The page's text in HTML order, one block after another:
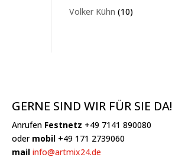
Volker Kühn 1010
GERNE SIND WIR FÜR SIE DA!
Anrufen Festnetz +49 7141 890080
oder mobil+49 171 2739060
mail info@artmix24.de